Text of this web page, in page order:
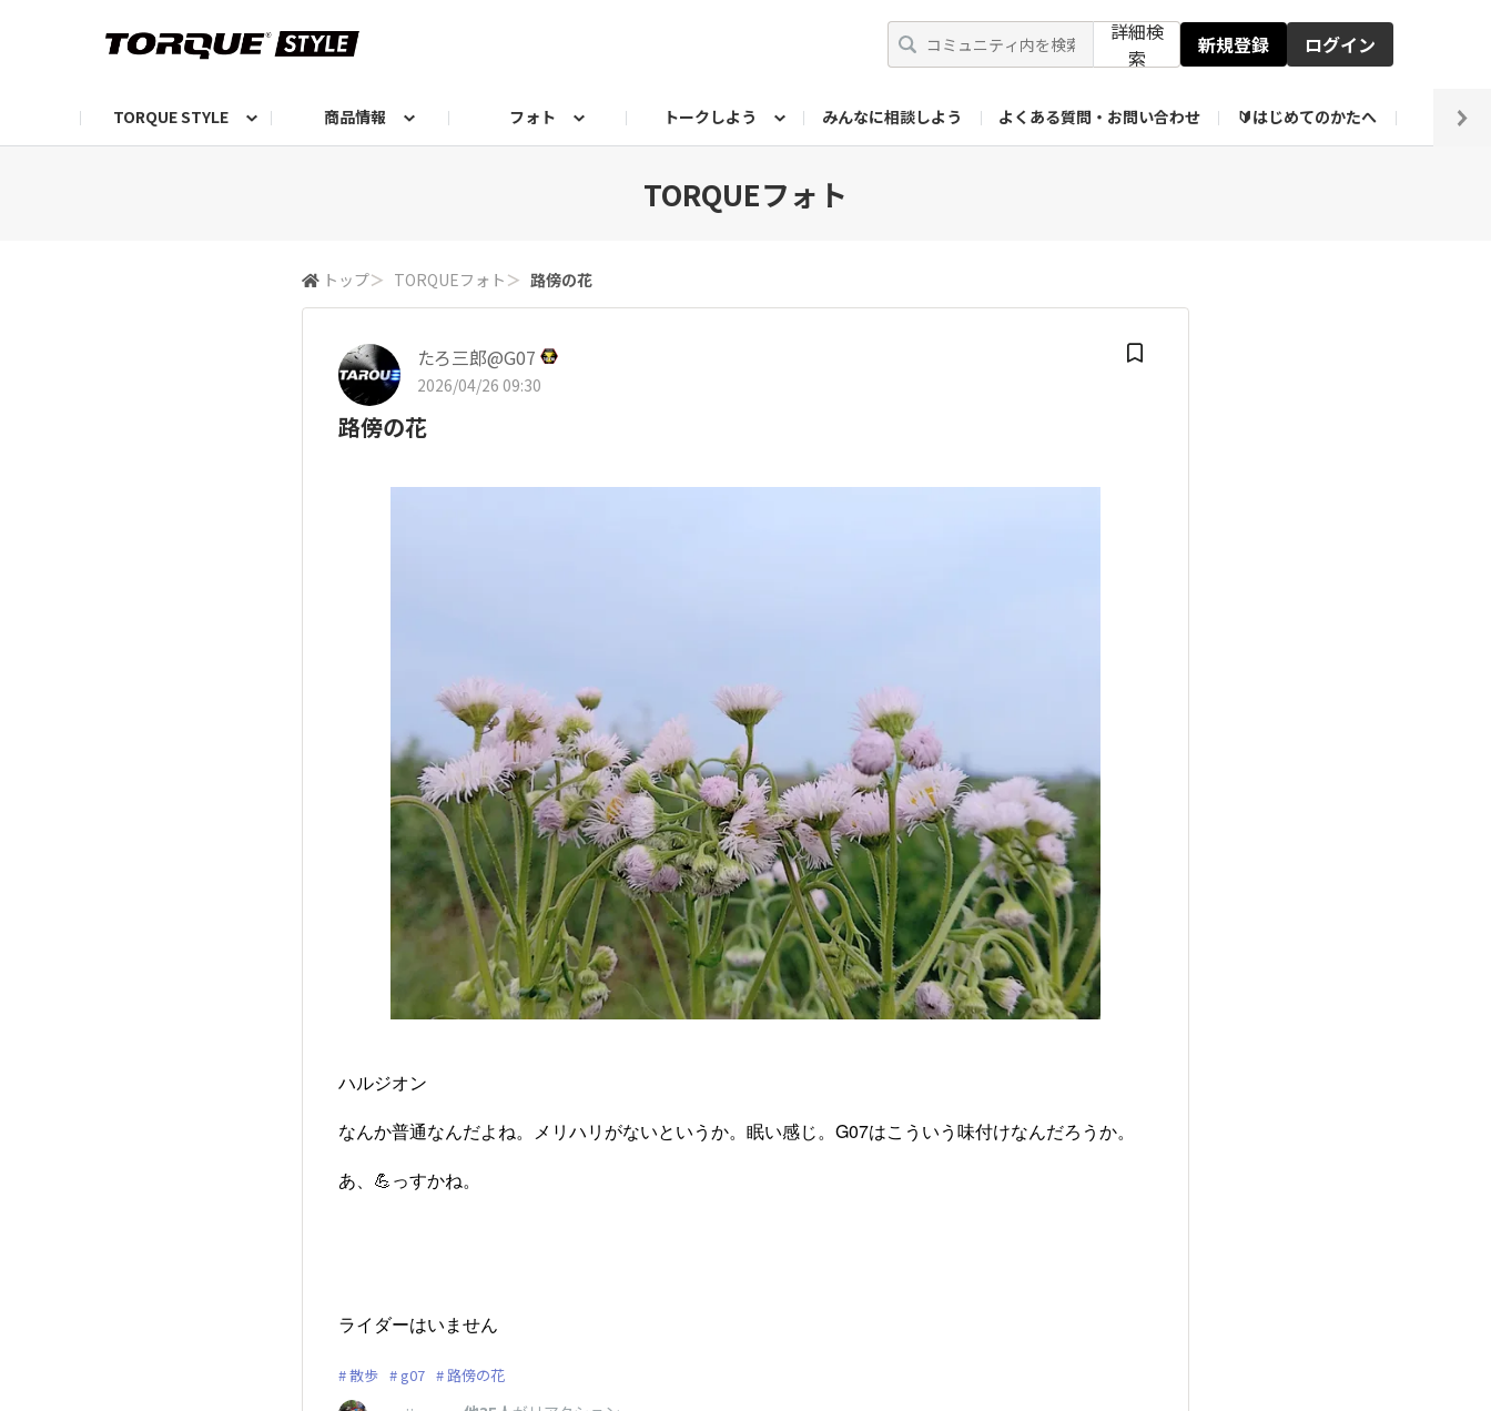
詳細検
索
新規登録 ログイン
TORQUE STYLE 商品情報 フォト トークしよう みんなに相談しよう よくある質問・お問い合わせ 🔰はじめてのかたへ 編集
TORQUEフォト
トップ＞ TORQUEフォト ＞ 路傍の花
たろ三郎@G07
2026/04/26 09:30
路傍の花
ハルジオン
なんか普通なんだよね。メリハリがないというか。眠い感じ。G07はこういう味付けなんだろうか。
あ、💪っすかね。
ライダーはいません
散歩 g07 路傍の花